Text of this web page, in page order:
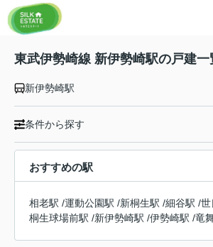
東武伊勢崎線 新伊勢崎駅の戸建一
新伊勢崎駅
条件から探す
おすすめの駅
相老駅 /運動公園駅 /新桐生駅 /細谷駅 /世
桐生球場前駅 /新伊勢崎駅 /伊勢崎駅 /竜